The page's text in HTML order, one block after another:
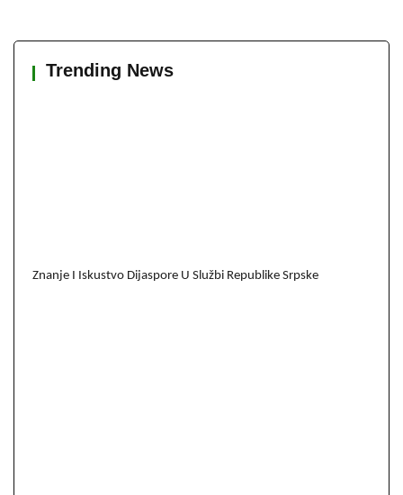
Trending News
Znanje I Iskustvo Dijaspore U Službi Republike Srpske